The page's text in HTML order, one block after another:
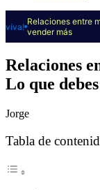
viva! Relaciones entre
vender más
Relaciones
Lo que
Jorge
Tabla de